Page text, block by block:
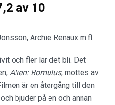
av 10
Archie Renaux m.fl.
och fler lär det bli. Det
Alien: Romulus, möttes av
är en återgång till den
bjuder på en och annan